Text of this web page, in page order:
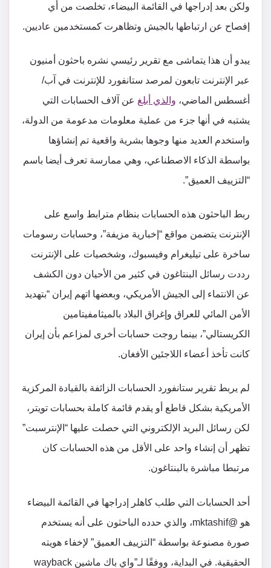
ولكن بعد إدراجها في القائمة البيضاء، تخلصت من أي
إفصاح عن ارتباطها بالجيش وتظاهرت كمستخدمين عاديين.
يبدو أن هذا يتماشى مع تقرير رئيسي نشره باحثون أمنيون
عبر الإنترنت تابعون لمرصد ستانفورد للإنترنت في آب/
أغسطس الماضي، والذي أبلغ عن آلاف الحسابات التي
يشتبه في أنها جزء من عملية معلومات مدعومة من الدولة،
واستخدم العديد منها وجوها بشرية واقعية تم إنشاؤها
بواسطة الذكاء الاصطناعي، وهي ممارسة تعرف أيضا باسم
“التزييف العميق”.
ربط الباحثون هذه الحسابات بنظام مترابط واسع على
الإنترنت يتضمن مواقع “إخبارية مزيفة”، وحسابات رسومات
ساخرة على تيليغرام وفيسبوك، وشخصيات على الإنترنت
رددت رسائل البنتاغون في كثير من الأحيان دون الكشف
عن الانتماء إلى الجيش الأمريكي، وبعضها اتهم إيران “بتهديد
الأمن المائي للعراق وإغراق البلاد بالميثامفيتامين
الكريستالي”، بينما روجت حسابات أخرى لمزاعم بأن إيران
كانت تأخذ أعضاء اللاجئين الأفغان.
لم يربط تقرير ستانفورد الحسابات الزائفة بالقيادة المركزية
الأمريكية بشكل قاطع أو يقدم قائمة كاملة بحسابات تويتر،
لكن رسائل البريد الإلكتروني التي حصلت عليها “الإنترسبت”
تظهر أن إنشاء واحد على الأقل من هذه الحسابات كان
مرتبطا مباشرة بالبنتاغون.
أحد الحسابات التي طلب كاهلر إدراجها في القائمة البيضاء
هو @mktashif، والذي حدده الباحثون على أنه يستخدم
صورة مصنوعة بواسطة “التزييف العميق” لإخفاء هويته
الحقيقية. في البداية، ووفقًا لـ”واي باك ماشين wayback